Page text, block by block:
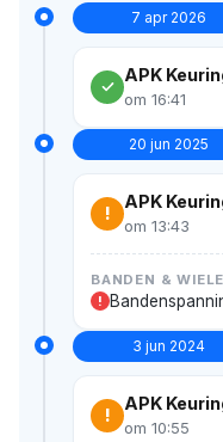
7 apr 2026
APK
om 16:41
20 jun 2025
!
APK
om 13:43
BANDEN &
!
3 jun 2024
!
APK
om 10:55